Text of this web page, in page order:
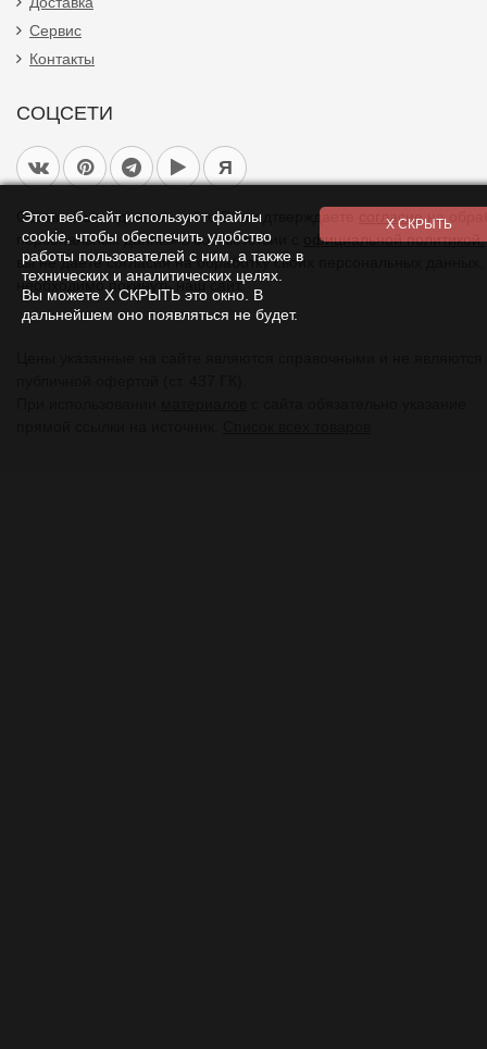
Сервис
Контакты
СОЦСЕТИ
Я
Оставаясь на данном сайте Вы подтверждаете согласиена
персональных данных в соответствии с
официальной политикой.
вы не даете согласия на обработку своих персональных
необходимо покинуть наш сайт.
Этот веб-сайт используют файлы
cookie, чтобы обеспечить удобство
работы пользователей с ним, а также в
технических и аналитических целях.
Вы можете Х СКРЫТЬ это окно. В
дальнейшем оно появляться не будет.